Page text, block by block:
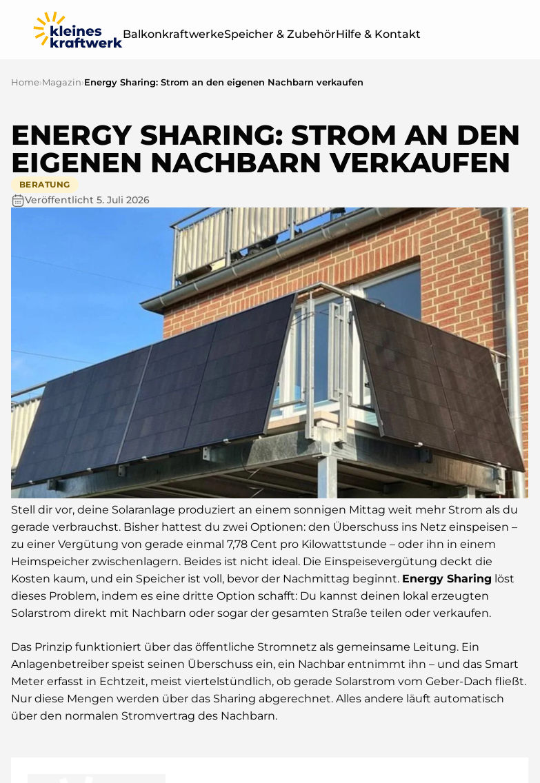
Balkonkraftwerke
400W
800W
1000W
4000W
BALKONKRAFTWERKE
OHNE SPEICHER
BALKONKRAFTWERKE
MIT SPEICHER
Speicher & ZubehörHilfe & Kontakt
Home›Magazin›Energy Sharing: Strom an den eigenen Nachbarn verkaufen
ENERGY SHARING: STROM AN DEN
EIGENEN NACHBARN VERKAUFEN
BERATUNG
Veröffentlicht 5. Juli 2026
Stell dir vor, deine Solaranlage produziert an einem sonnigen Mittag weit mehr Strom als du
gerade verbrauchst. Bisher hattest du zwei Optionen: den Überschuss ins Netz einspeisen –
zu einer Vergütung von gerade einmal 7,78 Cent pro Kilowattstunde – oder ihn in einem
Heimspeicher zwischenlagern. Beides ist nicht ideal. Die Einspeisevergütung deckt die
Kosten kaum, und ein Speicher ist voll, bevor der Nachmittag beginnt. Energy Sharing löst
dieses Problem, indem es eine dritte Option schafft: Du kannst deinen lokal erzeugten
Solarstrom direkt mit Nachbarn oder sogar der gesamten Straße teilen oder verkaufen.
Das Prinzip funktioniert über das öffentliche Stromnetz als gemeinsame Leitung. Ein
Anlagenbetreiber speist seinen Überschuss ein, ein Nachbar entnimmt ihn – und das Smart
Meter erfasst in Echtzeit, meist viertelstündlich, ob gerade Solarstrom vom Geber-Dach fließt.
Nur diese Mengen werden über das Sharing abgerechnet. Alles andere läuft automatisch
über den normalen Stromvertrag des Nachbarn.